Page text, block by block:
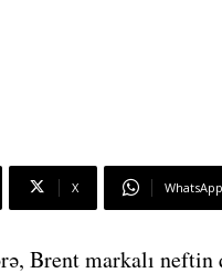
X WhatsApp
Brent markalı